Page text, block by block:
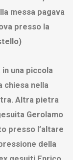
messa pagava
presso la
una piccola
chiesa nella
Altra pietra
Gerolamo
presso l’altare
della